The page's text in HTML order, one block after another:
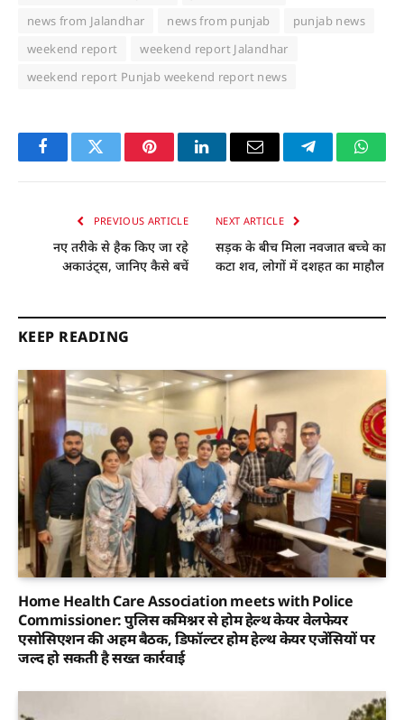
news from Jalandhar
news from punjab
punjab news
weekend report
weekend report Jalandhar
weekend report Punjab weekend report news
FacebookTwitter PinterestLinkedInEmail Telegram
PREVIOUS ARTICLE
नए तरीके से हैक किए जा रहे
अकाउंट्स, जानिए कैसे बचें
NEXT ARTICLE
सड़क के बीच मिला नवजात बच्चे का
कटा शव, लोगों में दशहत का माहौल
KEEP READING
Home Health Care Association meets with Police
Commissioner: पुलिस कमिश्नर से होम हेल्थ केयर वेलफेयर
एसोसिएशन की अहम बैठक, डिफॉल्टर होम हेल्थ केयर एजेंसियों पर
जल्द हो सकती है सख्त कार्रवाई